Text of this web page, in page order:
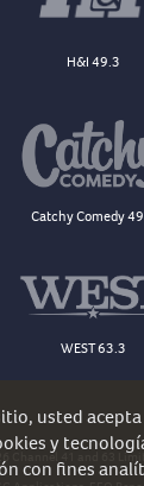
H&I 49.3
Catchy Comedy
WEST 63.3
41 and 63
usted
y
con fines